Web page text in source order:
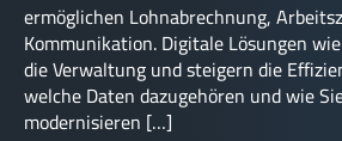
ermöglichen Lohnabrechnung,
Kommunikation. Digitale Lösungen
die Verwaltung und steigern die
welche Daten dazugehören und wie
modernisieren […]